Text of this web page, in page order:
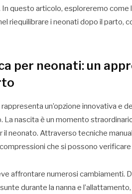
questo articolo, esploreremo come
riequilibrare i neonati dopo il parto,
per neonati: un
un’opzione innovativa e
La nascita è un momento
il neonato. Attraverso tecniche
che si possono
affrontare numerosi cambiamenti.
durante la nanna e